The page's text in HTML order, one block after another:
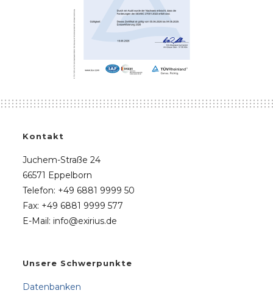
Kontakt
Juchem-Straße 24
66571 Eppelborn
Telefon: +49 6881 9999 50
Fax: +49 6881 9999 577
E-Mail: info@exirius.de
Unsere Schwerpunkte
Datenbanken